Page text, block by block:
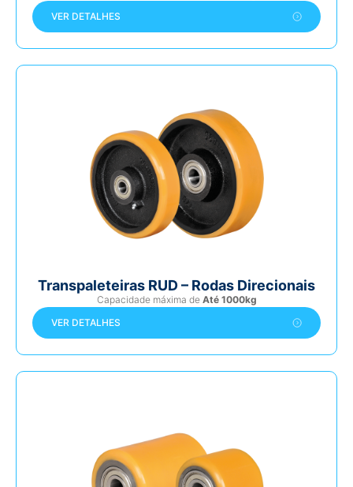
VER DETALHES
Transpaleteiras RUD – Rodas Direcionais
Capacidade máxima de Até 1000kg
VER DETALHES